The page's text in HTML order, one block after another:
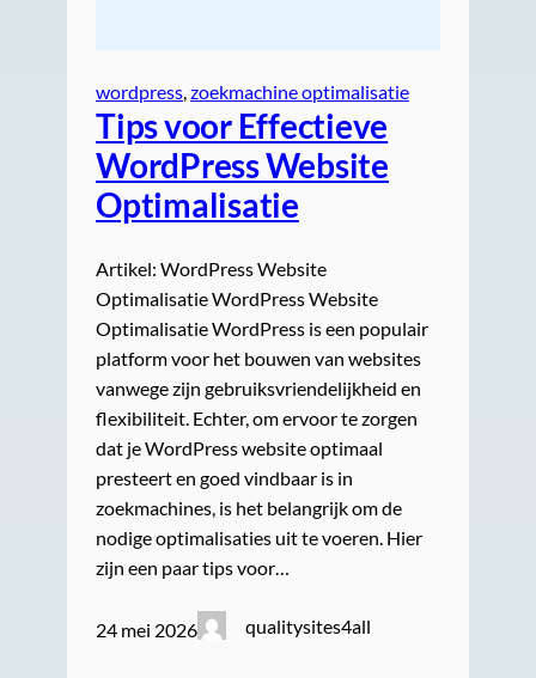
wordpress, zoekmachine optimalisatie
Tips voor Effectieve
WordPress Website
Optimalisatie
Artikel: WordPress Website
Optimalisatie WordPress Website
Optimalisatie WordPress is een populair
platform voor het bouwen van websites
vanwege zijn gebruiksvriendelijkheid en
flexibiliteit. Echter, om ervoor te zorgen
dat je WordPress website optimaal
presteert en goed vindbaar is in
zoekmachines, is het belangrijk om de
nodige optimalisaties uit te voeren. Hier
zijn een paar tips voor…
24 mei 2026 qualitysites4all